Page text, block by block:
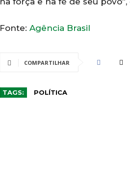
Fonte: Agência Brasil
COMPARTILHAR
TAGS: POLÍTICA